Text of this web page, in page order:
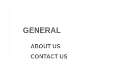
GENERAL
ABOUT US
CONTACT US